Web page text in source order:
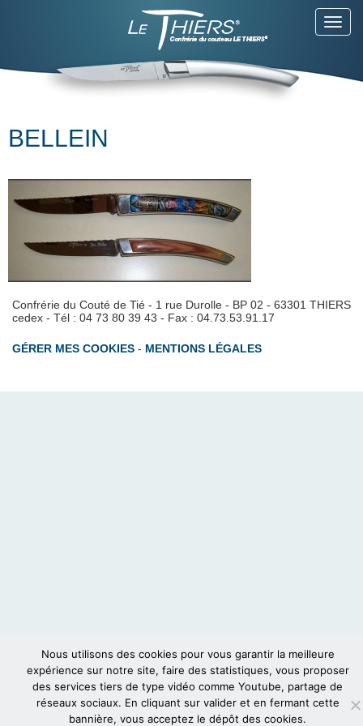
BELLEIN
Confrérie du Couté de Tié - 1 rue Durolle - BP 02 - 63301 THIERS
cedex - Tél : 04 73 80 39 43 - Fax : 04.73.53.91.17
GÉRER MES COOKIES - MENTIONS LÉGALES
Nous utilisons des cookies pour vous garantir la meilleure
expérience sur notre site, faire des statistiques, vous proposer
des services tiers de type vidéo comme Youtube, partage de
réseaux sociaux. En cliquant sur valider et en fermant cette
bannière, vous acceptez le dépôt des cookies.